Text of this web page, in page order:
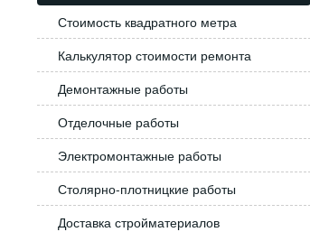
Стоимость квадратного метра
Калькулятор стоимости ремонта
Демонтажные работы
Отделочные работы
Электромонтажные работы
Столярно-плотницкие работы
Доставка стройматериалов